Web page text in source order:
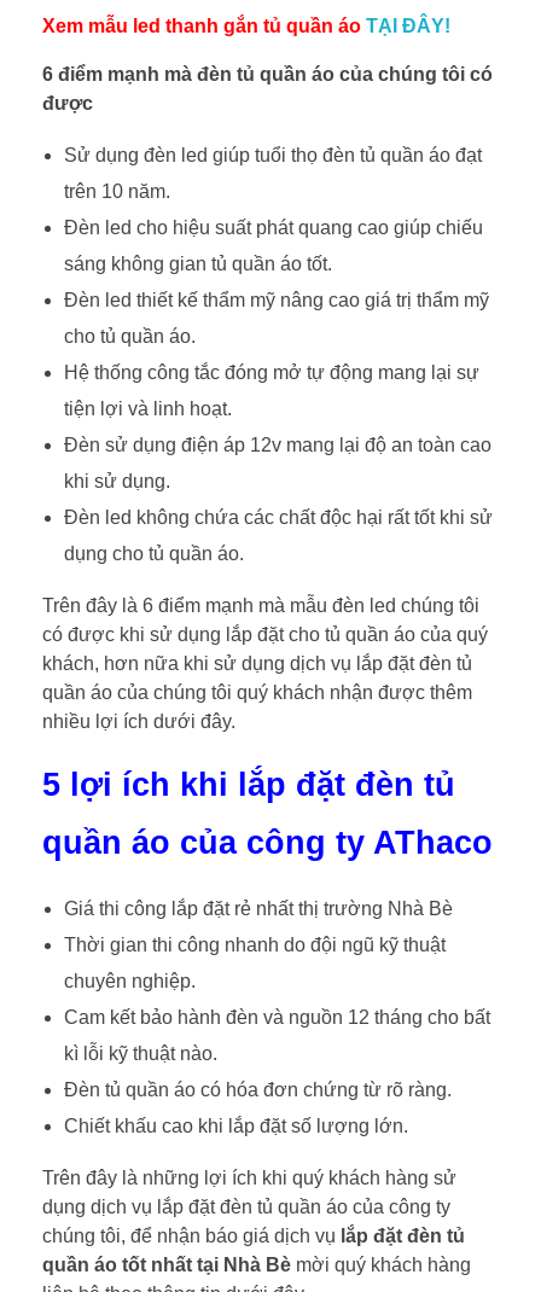
Xem mẫu led thanh gắn tủ quần áo TẠI ĐÂY!
6 điểm mạnh mà đèn tủ quần áo của chúng tôi có
được
Sử dụng đèn led giúp tuổi thọ đèn tủ quần áo đạt
trên 10 năm.
Đèn led cho hiệu suất phát quang cao giúp chiếu
sáng không gian tủ quần áo tốt.
Đèn led thiết kế thẩm mỹ nâng cao giá trị thẩm mỹ
cho tủ quần áo.
Hệ thống công tắc đóng mở tự động mang lại sự
tiện lợi và linh hoạt.
Đèn sử dụng điện áp 12v mang lại độ an toàn cao
khi sử dụng.
Đèn led không chứa các chất độc hại rất tốt khi sử
dụng cho tủ quần áo.
Trên đây là 6 điểm mạnh mà mẫu đèn led chúng tôi
có được khi sử dụng lắp đặt cho tủ quần áo của quý
khách, hơn nữa khi sử dụng dịch vụ lắp đặt đèn tủ
quần áo của chúng tôi quý khách nhận được thêm
nhiều lợi ích dưới đây.
5 lợi ích khi lắp đặt đèn tủ
quần áo của công ty AThaco
Giá thi công lắp đặt rẻ nhất thị trường Nhà Bè
Thời gian thi công nhanh do đội ngũ kỹ thuật
chuyên nghiệp.
Cam kết bảo hành đèn và nguồn 12 tháng cho bất
kì lỗi kỹ thuật nào.
Đèn tủ quần áo có hóa đơn chứng từ rõ ràng.
Chiết khấu cao khi lắp đặt số lượng lớn.
Trên đây là những lợi ích khi quý khách hàng sử
dụng dịch vụ lắp đặt đèn tủ quần áo của công ty
chúng tôi, để nhận báo giá dịch vụ lắp đặt đèn tủ
quần áo tốt nhất tại Nhà Bè mời quý khách hàng